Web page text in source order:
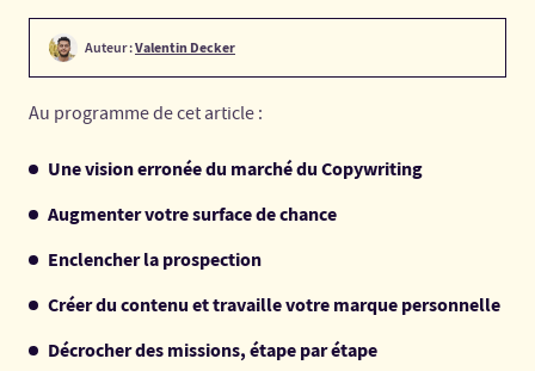
Auteur :Valentin Decker
Au programme de cet article :
Une vision erronée du marché du Copywriting
Augmenter votre surface de chance
Enclencher la prospection
Créer du contenu et travaille votre marque personnelle
Décrocher des missions, étape par étape